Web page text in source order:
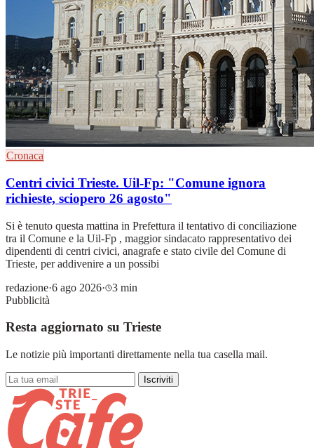
Cronaca
Centri civici Trieste. Uil-Fp: "Comune ignora
richieste, sciopero 26 agosto"
Si è tenuto questa mattina in Prefettura il tentativo di conciliazione
tra il Comune e la Uil-Fp , maggior sindacato rappresentativo dei
dipendenti di centri civici, anagrafe e stato civile del Comune di
Trieste, per addivenire a un possibi
redazione·6 ago 2026·
3 min
Pubblicità
Resta aggiornato su Trieste
Le notizie più importanti direttamente nella tua casella mail.
Iscriviti